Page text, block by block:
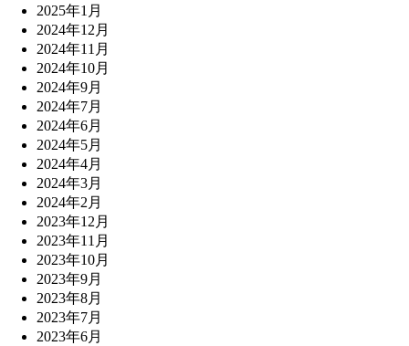
2025年1月
2024年12月
2024年11月
2024年10月
2024年9月
2024年7月
2024年6月
2024年5月
2024年4月
2024年3月
2024年2月
2023年12月
2023年11月
2023年10月
2023年9月
2023年8月
2023年7月
2023年6月